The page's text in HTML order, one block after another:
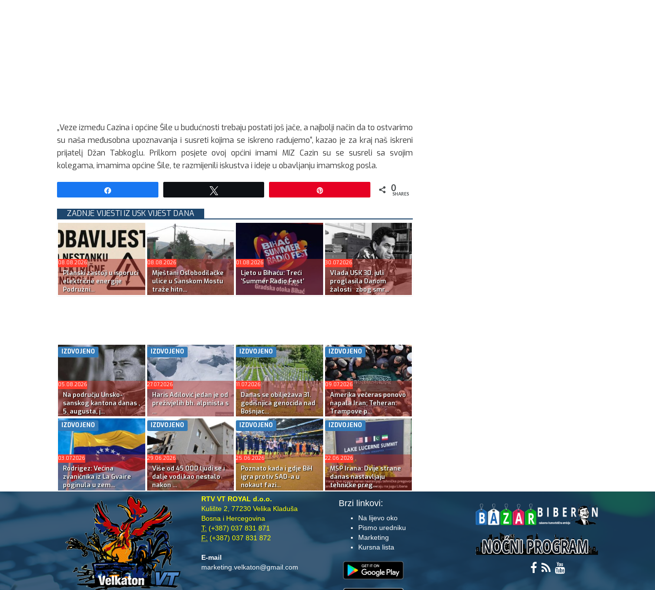
„Veze između Cazina i općine Šile u budućnosti trebaju postati još jače, a najbolji način da to ostvarimo
su naša međusobna upoznavanja i susreti kojima se iskreno radujemo“, kazao je za kraj naš iskreni
prijatelj Džan Tabkoglu. Prilkom posjete ovoj općini imami MIZ Cazin su se susreli sa svojim
kolegama, imamima općine Šile, te razmijenili iskustva i ideje u obavljanju imamskog posla.
0
SHARES
ZADNJE VIJESTI IZ USK VIJEST DANA
08.08.2026
Planski zastoji u isporuci
električne energije
Podružni...
08.08.2026
Mještani Oslobodilačke
ulice u Sanskom Mostu
traže hitn...
01.08.2026
Ljeto u Bihaću: Treći
‘Summer Radio Fest’
30.07.2026
Vlada USK 30. juli
proglasila Danom
žalosti zbog smr...
IZDVOJENO
05.08.2026
Na području Unsko-
sanskog kantona danas ,
5. augusta, j...
IZDVOJENO
27.07.2026
Haris Adilović jedan je od
preživjelih bh. alpinista s
...
IZDVOJENO
11.07.2026
Danas se obilježava 31.
godišnjica genocida nad
Bošnjac...
IZDVOJENO
09.07.2026
Amerika večeras ponovo
napala Iran; Teheran:
Trampove p...
IZDVOJENO
03.07.2026
Rodrigez: Većina
zvaničnika iz La Gvaire
poginula u zem...
IZDVOJENO
29.06.2026
Više od 45.000 ljudi se i
dalje vodi kao nestalo
nakon ...
IZDVOJENO
25.06.2026
Poznato kada i gdje BiH
igra protiv SAD-a u
nokaut fazi...
IZDVOJENO
22.06.2026
MSP Irana: Dvije strane
danas nastavljaju
tehničke preg...
RTV VT ROYAL d.o.o.
Kulište 2, 77230 Velika Kladuša
Bosna i Hercegovina
T: (+387) 037 831 871
F: (+387) 037 831 872
E-mail
marketing.velkaton@gmail.com
Brzi linkovi:
Na lijevo oko
Pismo uredniku
Marketing
Kursna lista